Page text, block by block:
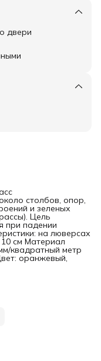
двери
столбов, опор,
и зеленых
Цель
при падении
на люверсах
см Материал
квадратный метр
оранжевый,